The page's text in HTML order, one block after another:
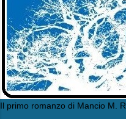
Il primo romanzo di Mancio M.